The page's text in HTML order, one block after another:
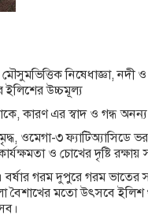
নিষেধাজ্ঞা, নদী
ইলিশের উচ্চমূল্য
কারণ এর স্বাদ ও গন্ধ
ওমেগা-৩ ফ্যাটিঅ্যাসিডে
ও চোখের দৃষ্টি রক্ষায়
গরম দুপুরে গরম ভাতের
বৈশাখের মতো উৎসবে